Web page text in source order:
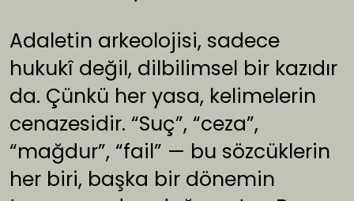
Adaletin arkeolojisi, sadece
hukukî değil, dilbilimsel bir kazıdır
da. Çünkü her yasa, kelimelerin
cenazesidir. “Suç”, “ceza”,
“mağdur”, “fail” — bu sözcüklerin
her biri, başka bir dönemin